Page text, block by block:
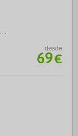
desde
69€